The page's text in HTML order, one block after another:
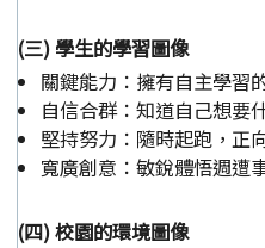
(三) 學生的學習圖像
關鍵能力：擁有自主學習
自信合群：知道自己想要
堅持努力：隨時起跑，正
寬廣創意：敏銳體悟週遭
(四) 校園的環境圖像